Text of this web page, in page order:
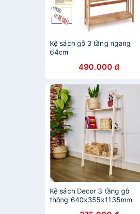
Kệ sách gỗ 3 tầng ngang
64cm
490.000 đ
Kệ sách Decor 3 tầng gỗ
thông 640x355x1135mm